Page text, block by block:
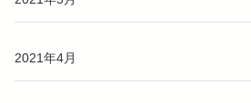
2021年4月